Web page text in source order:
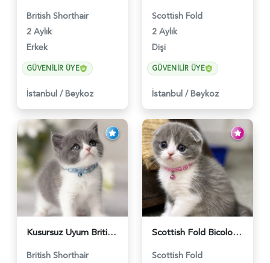
British Shorthair
2 Aylık
Erkek
GÜVENILIR ÜYE
İstanbul / Beykoz
Scottish Fold
2 Aylık
Dişi
GÜVENILIR ÜYE
İstanbul / Beykoz
Kusursuz Uyum British Shorthair Bi Color Erkek - 6011
British Shorthair
Scottish Fold Bicolor Lilac Dişi - 6014
Scottish Fold